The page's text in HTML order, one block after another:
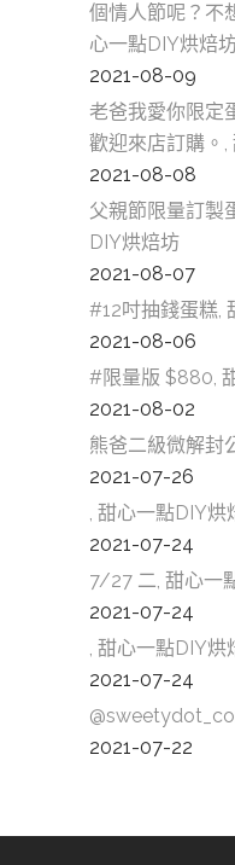
個情人節呢？不
心一點DIY烘焙
2021-08-09
老爸我愛你限定
歡迎來店訂購。
2021-08-08
父親節限量訂製
DIY烘焙坊
2021-08-07
#12吋抽錢蛋糕,
2021-08-06
#限量版 $880,
2021-08-02
熊爸二級微解封
2021-07-26
, 甜心一點DIY烘
2021-07-24
7/27 二, 甜心一
2021-07-24
, 甜心一點DIY烘
2021-07-24
2021-07-22